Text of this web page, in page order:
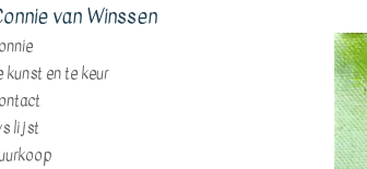
van Winssen
kunst en te keur
lijst